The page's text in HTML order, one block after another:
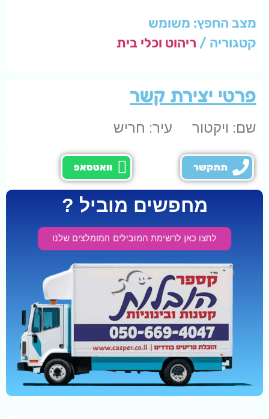
מצב החפץ: משומש
קטגוריה / ריהוט וכלי בית
פרטי יצירת קשר
שם: ויקטור עיר: חריש
תתקשר וואטסאפ
מחפשים מוביל ?
לחצו כאן לרשימת המובילים המומלצים שלנו